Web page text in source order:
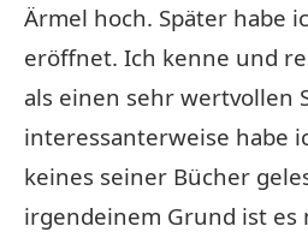
Ärmel hoch. Später habe
eröffnet. Ich kenne und
als einen sehr wertvollen
interessanterweise habe
keines seiner Bücher
irgendeinem Grund ist es